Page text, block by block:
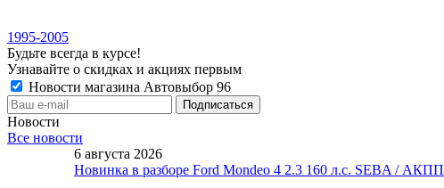
1995-2005
Будьте всегда в курсе!
Узнавайте о скидках и акциях первым
Новости магазина Автовыбор 96
Новости
Все новости
6 августа 2026
Новинка в разборе Ford Mondeo 4 2.3 160 л.с. SEBA / АКПП